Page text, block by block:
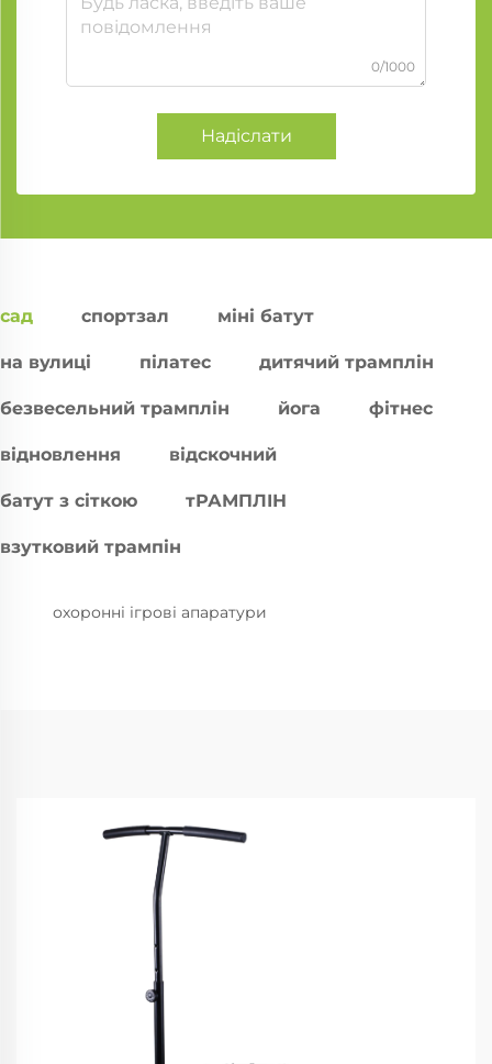
0/1000
Надіслати
сад спортзал міні батут
на вулиці пілатес дитячий трамплін
безвесельний трамплін йога фітнес
відновлення відскочний
батут з сіткою тРАМПЛІН
взутковий трампін
охоронні ігрові апаратури